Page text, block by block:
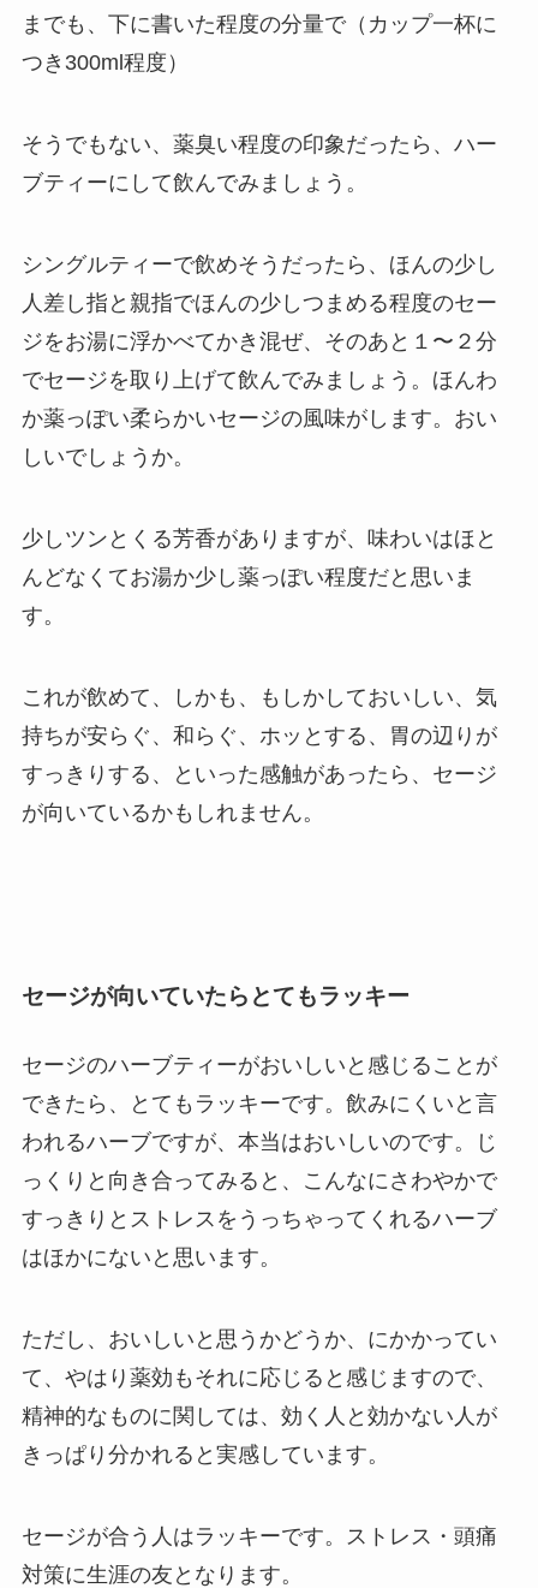
までも、下に書いた程度の分量で（カップ一杯に
つき300ml程度）
そうでもない、薬臭い程度の印象だったら、ハー
ブティーにして飲んでみましょう。
シングルティーで飲めそうだったら、ほんの少し
人差し指と親指でほんの少しつまめる程度のセー
ジをお湯に浮かべてかき混ぜ、そのあと１〜２分
でセージを取り上げて飲んでみましょう。ほんわ
か薬っぽい柔らかいセージの風味がします。おい
しいでしょうか。
少しツンとくる芳香がありますが、味わいはほと
んどなくてお湯か少し薬っぽい程度だと思いま
す。
これが飲めて、しかも、もしかしておいしい、気
持ちが安らぐ、和らぐ、ホッとする、胃の辺りが
すっきりする、といった感触があったら、セージ
が向いているかもしれません。
セージが向いていたらとてもラッキー
セージのハーブティーがおいしいと感じることが
できたら、とてもラッキーです。飲みにくいと言
われるハーブですが、本当はおいしいのです。じ
っくりと向き合ってみると、こんなにさわやかで
すっきりとストレスをうっちゃってくれるハーブ
はほかにないと思います。
ただし、おいしいと思うかどうか、にかかってい
て、やはり薬効もそれに応じると感じますので、
精神的なものに関しては、効く人と効かない人が
きっぱり分かれると実感しています。
セージが合う人はラッキーです。ストレス・頭痛
対策に生涯の友となります。